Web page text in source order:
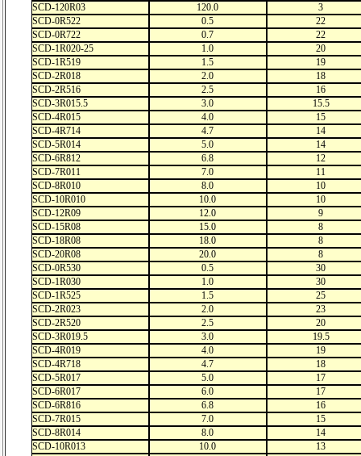
SCD-120R03
120.0
3
SCD-0R522
0.5
22
SCD-0R722
0.7
22
SCD-1R020-25
1.0
20
SCD-1R519
1.5
19
SCD-2R018
2.0
18
SCD-2R516
2.5
16
SCD-3R015.5
3.0
15.5
SCD-4R015
4.0
15
SCD-4R714
4.7
14
SCD-5R014
5.0
14
SCD-6R812
6.8
12
SCD-7R011
7.0
11
SCD-8R010
8.0
10
SCD-10R010
10.0
10
SCD-12R09
12.0
9
SCD-15R08
15.0
8
SCD-18R08
18.0
8
SCD-20R08
20.0
8
SCD-0R530
0.5
30
SCD-1R030
1.0
30
SCD-1R525
1.5
25
SCD-2R023
2.0
23
SCD-2R520
2.5
20
SCD-3R019.5
3.0
19.5
SCD-4R019
4.0
19
SCD-4R718
4.7
18
SCD-5R017
5.0
17
SCD-6R017
6.0
17
SCD-6R816
6.8
16
SCD-7R015
7.0
15
SCD-8R014
8.0
14
SCD-10R013
10.0
13